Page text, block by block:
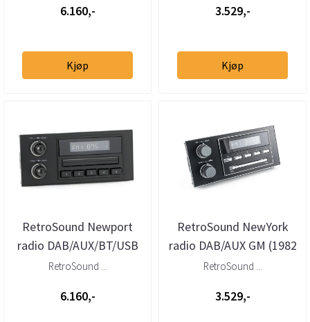
6.160,-
Kjøp
3.529,-
Kjøp
RetroSound Newport
radio DAB/AUX/BT/USB
GM (1982 - 1991)
RetroSound ...
6.160,-
RetroSound NewYork
radio DAB/AUX GM (1982
- 1991)
RetroSound ...
3.529,-